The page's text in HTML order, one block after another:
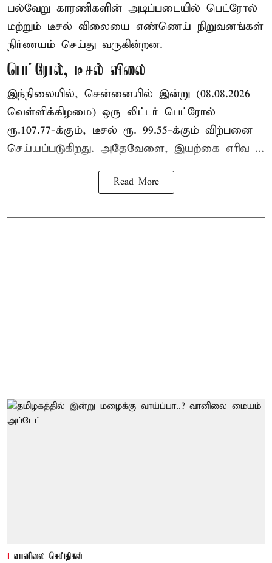
பல்வேறு காரணிகளின் அடிப்படையில் பெட்ரோல்
மற்றும் டீசல் விலையை எண்ணெய் நிறுவனங்கள்
நிர்ணயம் செய்து வருகின்றன.
பெட்ரோல், டீசல் விலை
இந்நிலையில், சென்னையில் இன்று (08.08.2026
வெள்ளிக்கிழமை) ஒரு லிட்டர் பெட்ரோல்
ரூ.107.77-க்கும், டீசல் ரூ. 99.55-க்கும் விற்பனை
செய்யப்படுகிறது. அதேவேளை, இயற்கை எரிவ ...
Read More
வானிலை செய்திகள்